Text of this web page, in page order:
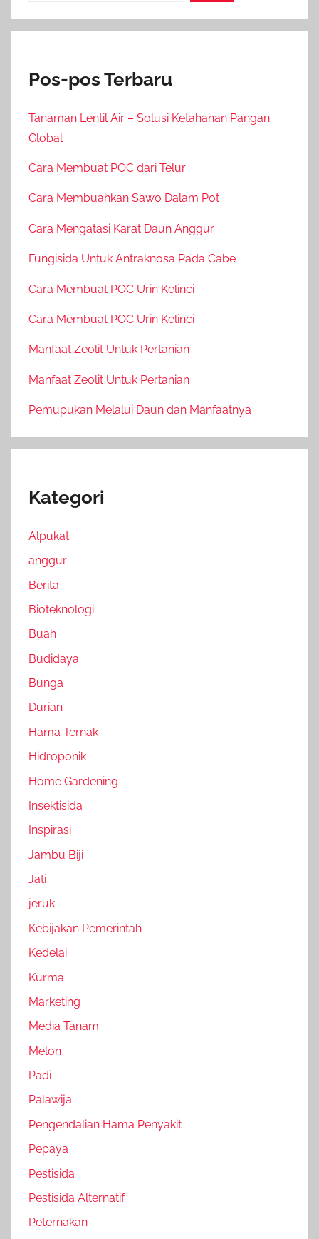
Pos-pos Terbaru
Tanaman Lentil Air – Solusi Ketahanan Pangan
Global
Cara Membuat POC dari Telur
Cara Membuahkan Sawo Dalam Pot
Cara Mengatasi Karat Daun Anggur
Fungisida Untuk Antraknosa Pada Cabe
Cara Membuat POC Urin Kelinci
Cara Membuat POC Urin Kelinci
Manfaat Zeolit Untuk Pertanian
Manfaat Zeolit Untuk Pertanian
Pemupukan Melalui Daun dan Manfaatnya
Kategori
Alpukat
anggur
Berita
Bioteknologi
Buah
Budidaya
Bunga
Durian
Hama Ternak
Hidroponik
Home Gardening
Insektisida
Inspirasi
Jambu Biji
Jati
jeruk
Kebijakan Pemerintah
Kedelai
Kurma
Marketing
Media Tanam
Melon
Padi
Palawija
Pengendalian Hama Penyakit
Pepaya
Pestisida
Pestisida Alternatif
Peternakan